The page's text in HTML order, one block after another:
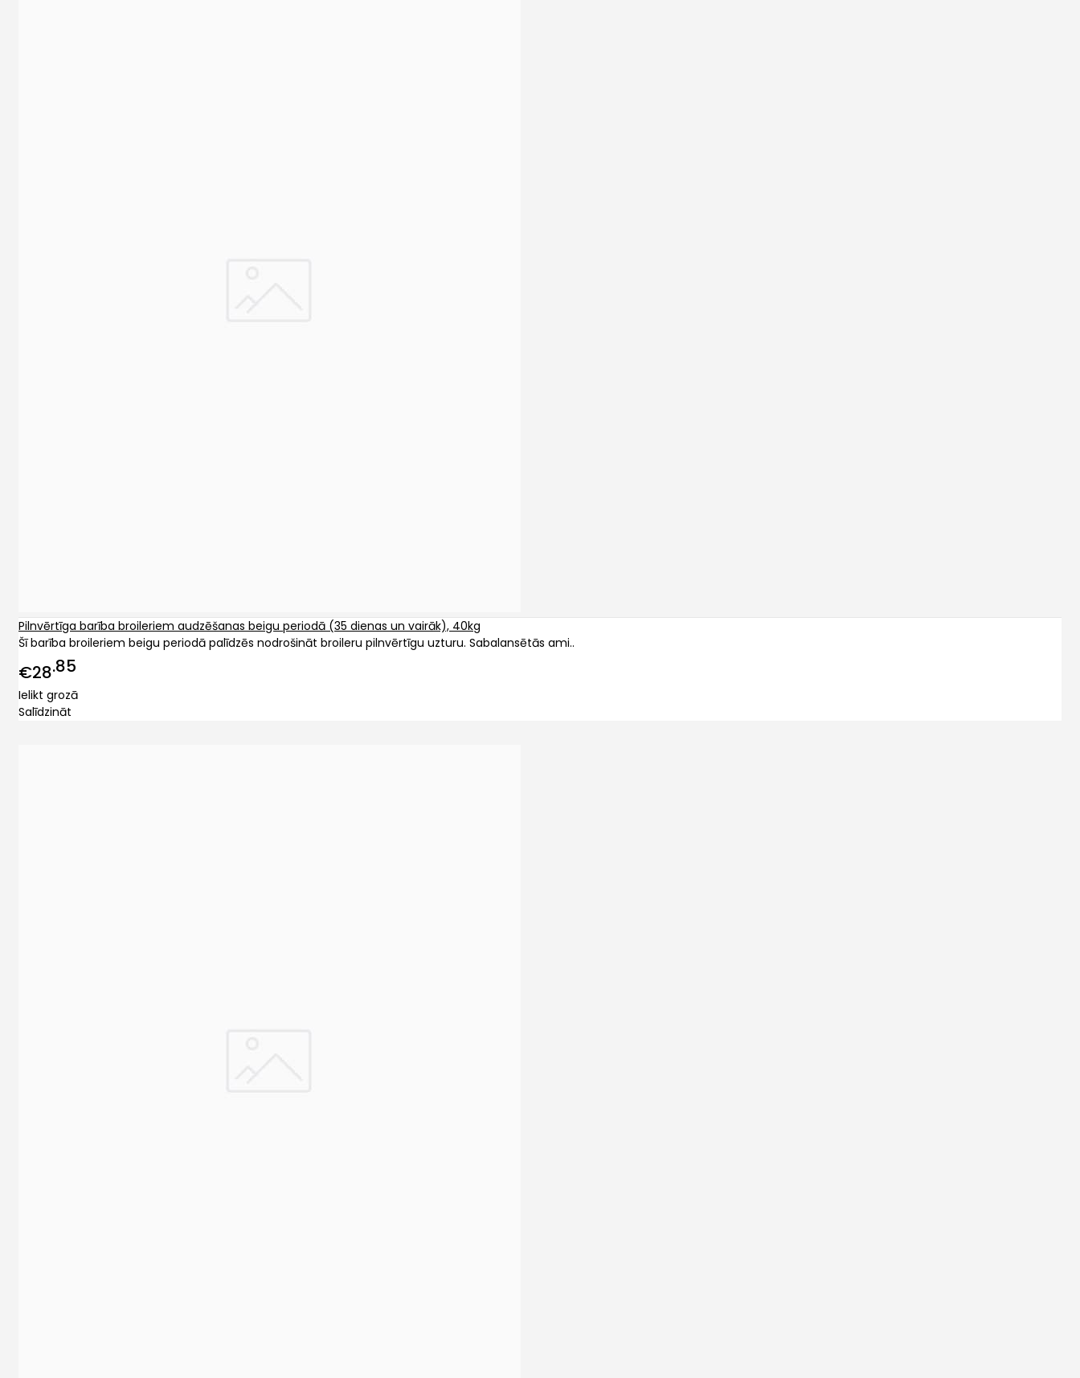
Pilnvērtīga barība broileriem audzēšanas beigu periodā (35 dienas un vairāk), 40kg
Šī barība broileriem beigu periodā palīdzēs nodrošināt broileru pilnvērtīgu uzturu. Sabalansētās ami..
€28 85
Ielikt grozā
Salīdzināt